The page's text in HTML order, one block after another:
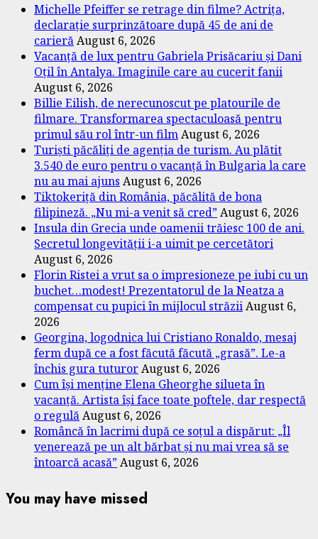
Michelle Pfeiffer se retrage din filme? Actrița,
declarație surprinzătoare după 45 de ani de
carierăAugust 6, 2026
Vacanță de lux pentru Gabriela Prisăcariu și Dani
Oțil în Antalya. Imaginile care au cucerit fanii
August 6, 2026
Billie Eilish, de nerecunoscut pe platourile de
filmare. Transformarea spectaculoasă pentru
primul său rol într-un filmAugust 6, 2026
Turiști păcăliți de agenția de turism. Au plătit
3.540 de euro pentru o vacanță în Bulgaria la care
nu au mai ajuns August 6, 2026
Tiktokeriță din România, păcălită de bona
filipineză. „Nu mi-a venit să cred”August 6, 2026
Insula din Grecia unde oamenii trăiesc 100 de ani.
Secretul longevității i-a uimit pe cercetători
August 6, 2026
Florin Ristei a vrut sa o impresioneze pe iubi cu un
buchet…modest! Prezentatorul de la Neatza a
compensat cu pupici în mijlocul străziiAugust 6,
2026
Georgina, logodnica lui Cristiano Ronaldo, mesaj
ferm după ce a fost făcută făcută „grasă”. Le-a
închis gura tuturorAugust 6, 2026
Cum își menține Elena Gheorghe silueta în
vacanță. Artista își face toate poftele, dar respectă
o regulăAugust 6, 2026
Româncă în lacrimi după ce soțul a dispărut: „Îl
venerează pe un alt bărbat și nu mai vrea să se
întoarcă acasă”August 6, 2026
You may have missed